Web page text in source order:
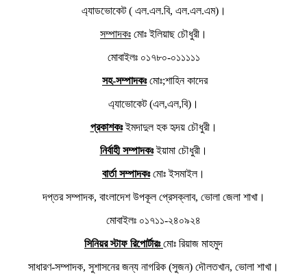
এ্যাডভোকেট ( এল.এল.বি, এল.এল.এম)।
সম্পাদকঃ মোঃ ইলিয়াছ চৌধুরী।
মোবাইলঃ ০১৭৮০-০১১১১১
সহ-সম্পাদকঃমোঃ;শাহিন কাদের
এ্যাভোকেট (এল,এল,বি)।
প্রকাশকঃইমদাদুল হক হৃদয় চৌধুরী।
নির্বাহী সম্পাদকঃইয়ামা চৌধুরী।
বার্তা সম্পাদকঃমোঃ ইসমাইল।
দপ্তর সম্পাদক, বাংলাদেশ উপকূল প্রেসক্লাব, ভোলা জেলা শাখা।
মোবাইলঃ ০১৭১১-২৪০৯২৪
সিনিয়র স্টাফ রিপোর্টারঃমোঃ রিয়াজ মাহমুদ
সাধারণ-সম্পাদক, সুশাসনের জন্য নাগরিক (সুজন) দৌলতখান, ভোলা শাখা।